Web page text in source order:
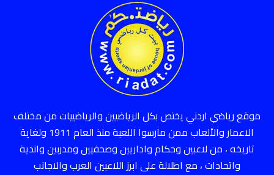
موقع رياضي اردني يختص بكل الرياضيين والرياضييات من مختلف
الاعمار والألعاب ممن مارسوا اللعبة منذ العام 1911 ولغاية
تاريخه ، من لاعبين وحكام واداريين وصحفيين ومدربين واندية
واتحادات ، مع اطلالة على ابرز اللاعبين العرب والاجانب